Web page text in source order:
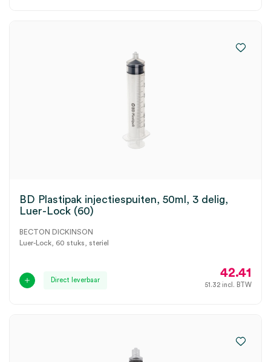
BD Plastipak injectiespuiten, 50ml, 3 delig,
Luer-Lock (60)
BECTON DICKINSON
Luer-Lock, 60 stuks, steriel
Direct leverbaar
42.41
51.32 incl. BTW